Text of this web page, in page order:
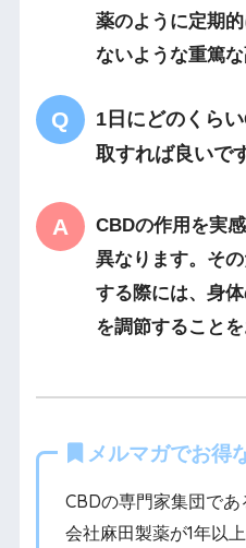
薬のように定期
ないような重篤な
1日にどのくら
取すれば良いで
CBDの作用を実
異なります。そ
する際には、身
を調節することを
メルマガでお得
CBDの専門家集団で
会社麻田製薬が1年以